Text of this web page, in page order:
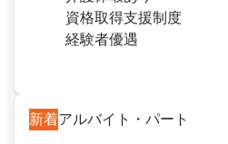
資格取得支援制度
経験者優遇
新着アルバイト・パート